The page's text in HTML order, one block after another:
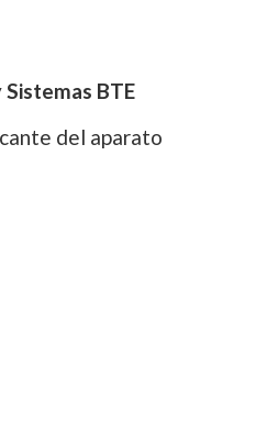
Sistemas BTE
del aparato